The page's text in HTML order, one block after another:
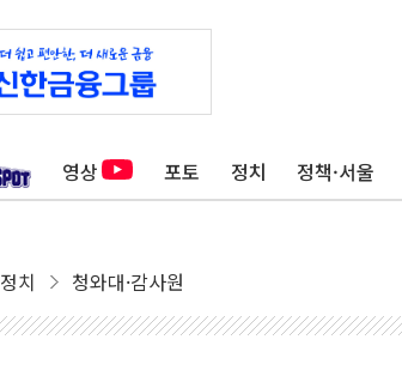
영상 포토 정치 정책·서울
정치 청와대·감사원